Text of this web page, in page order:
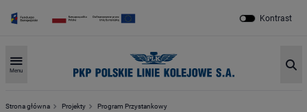
Kontrast
Menu
Strona główna Projekty
Program Przystankowy